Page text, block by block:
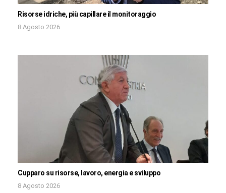
Risorse idriche, più capillare il monitoraggio
8 Agosto 2026
Cupparo su risorse, lavoro, energia e sviluppo
8 Agosto 2026